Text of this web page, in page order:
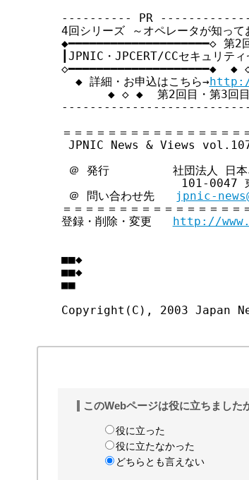
---------- PR
4回シリーズ ～オペレータが知って
◆━━━━━━━━━━━━━━━━━━━━◇ 第2
┃JPNIC・JPCERT/CCセキュリテ
◇━━━━━━━━━━━━━━━━━━━━◆  ◆
  ◆ 詳細・お申込はこちら→
　  ◆ ◇ ◆  第2回目・第3回
＝＝＝＝＝＝＝＝＝＝＝＝＝＝＝＝
JPNIC News & Views vol.107
＠ 発行         社団法人 日本ネ
101-0047 東
＠ 問い合わせ先
jpnic-
＝＝＝＝＝＝＝＝＝＝＝＝＝＝＝＝
登録・削除・変更 http://
■■◆                          ＠
■■◆
■■
このWebページは役に立ちました
役に立った
役に立たなかった
どちらとも言えない